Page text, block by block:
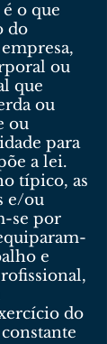
o que
do
ou
que
ou
ou
para
a lei.
típico, as
e/ou
se por
e
do